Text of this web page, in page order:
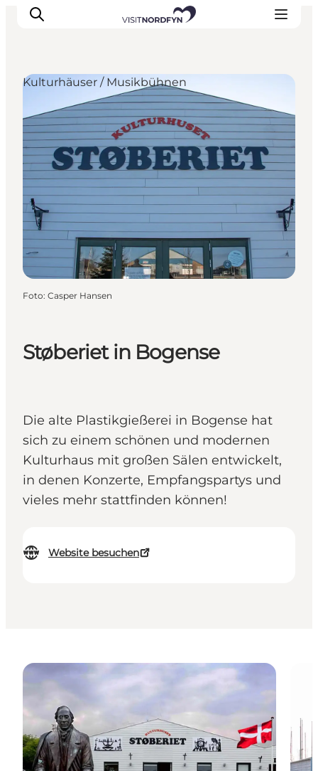
Erleben
Eventkalender
Essen und Trinken
Unterkünfte
Erlebnisbuchung
Für Kinder
Støberiet in Bogense
Die alte Plastikgießerei in Bogense hat
sich zu einem schönen und modernen
Kulturhaus mit großen Sälen entwickelt,
in denen Konzerte, Empfangspartys und
vieles mehr stattfinden können!
Website besuchen
Kulturhäuser / Musikbühnen
Foto: Casper Hansen